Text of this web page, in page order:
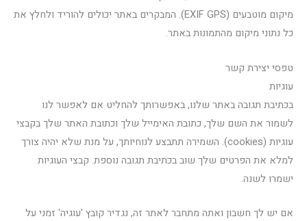
מיקום מוטבעים (EXIF GPS). המבקרים באתר יכולים להוריד ולחלץ את
כל נתוני מיקום מהתמונות באתר.
טפסי יצירת קשר
עוגיות
בכתיבת תגובה באתר שלנו, באפשרותך להחליט אם לאפשר לנו
לשמור את השם שלך, כתובת האימייל שלך וכתובת האתר שלך בקבצי
עוגיות (cookies). השמירה תתבצע לנוחיותך, על מנת שלא יהיה צורך
למלא את הפרטים שלך שוב בכתיבת תגובה נוספת. קבצי העוגיות
ישמרו לשנה.
אם יש לך חשבון ואתה מתחבר לאתר זה, נגדיר קובץ 'עוגיה' זמני על